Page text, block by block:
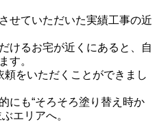
せていただいた実績工事の近
けるお宅が近くにあると、自
す。
をいただくことができまし
にも“そろそろ塗り替え時か
エリアへ。